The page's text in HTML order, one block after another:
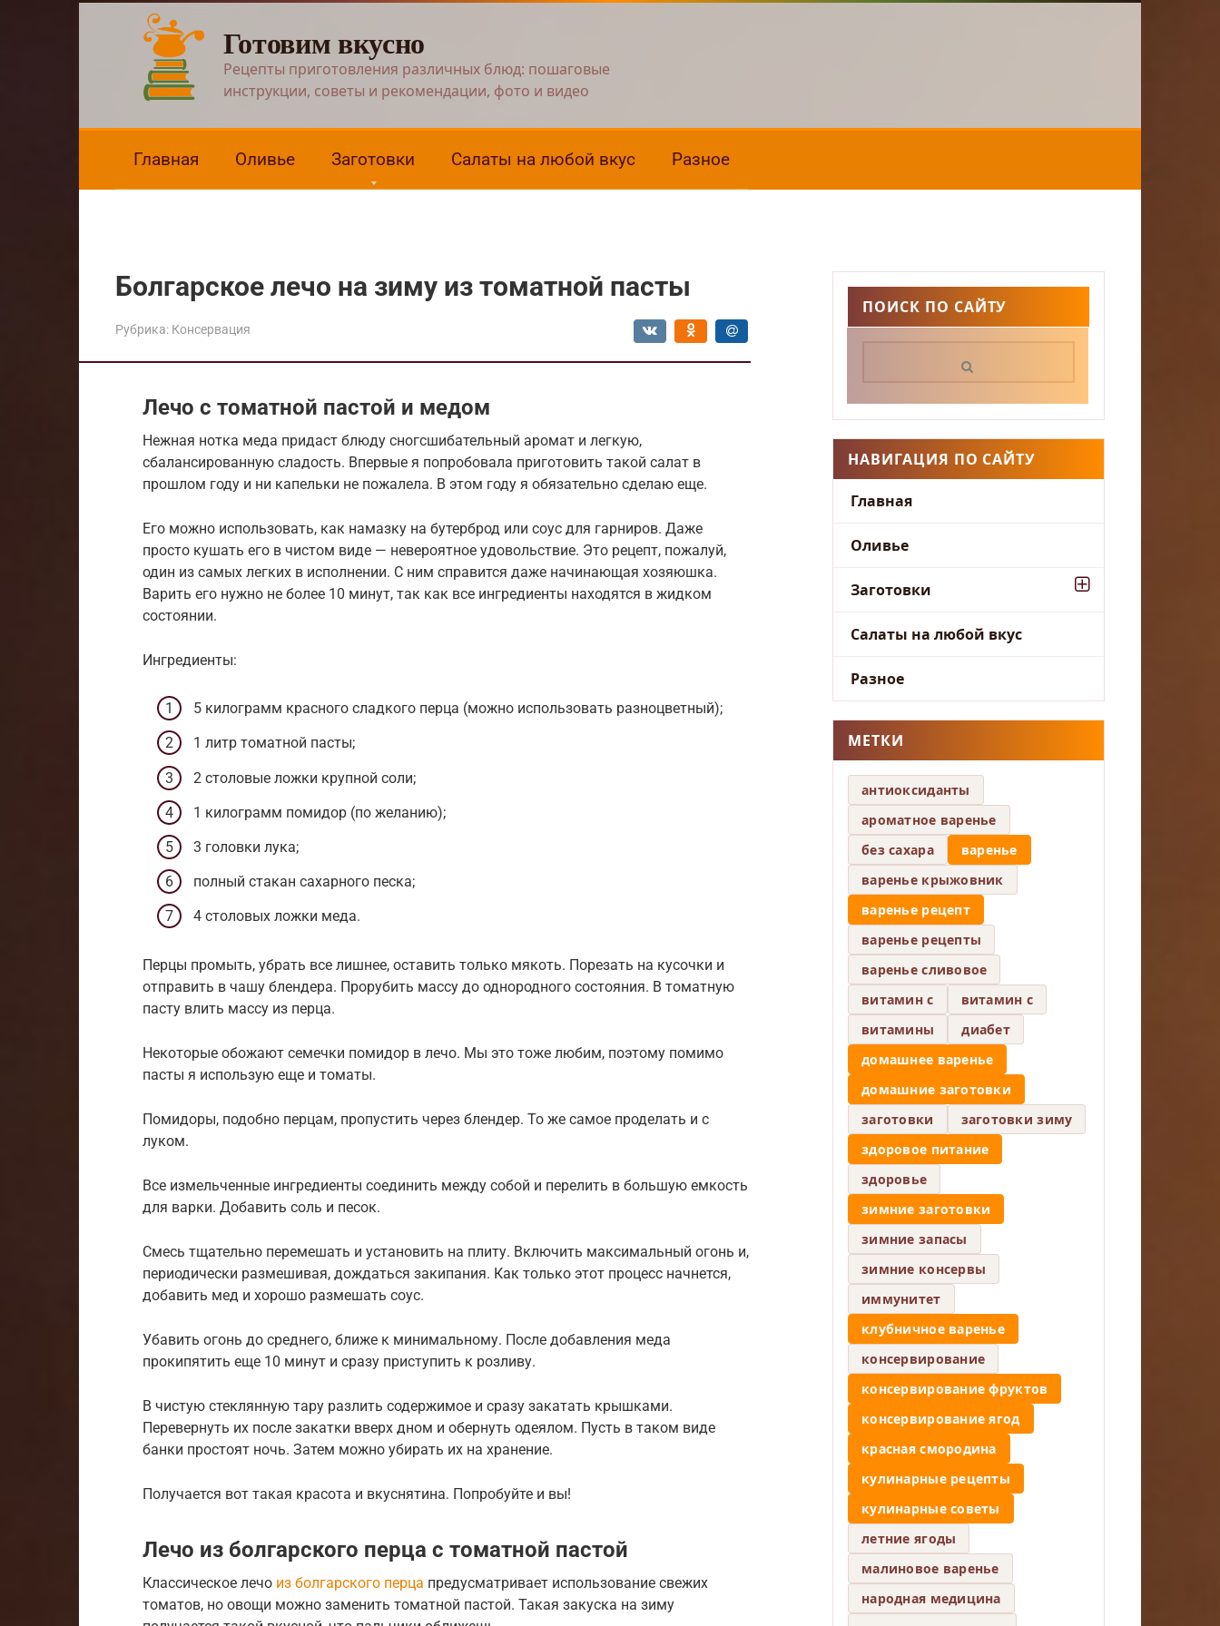
Готовим вкусно
Рецепты приготовления различных блюд: пошаговые
инструкции, советы и рекомендации, фото и видео
Главная Оливье Заготовки Салаты на любой вкус Разное
Болгарское лечо на зиму из томатной пасты
Рубрика: Консервация
Лечо с томатной пастой и медом
Нежная нотка меда придаст блюду сногсшибательный аромат и легкую,
сбалансированную сладость. Впервые я попробовала приготовить такой салат в
прошлом году и ни капельки не пожалела. В этом году я обязательно сделаю еще.
Его можно использовать, как намазку на бутерброд или соус для гарниров. Даже
просто кушать его в чистом виде — невероятное удовольствие. Это рецепт, пожалуй,
один из самых легких в исполнении. С ним справится даже начинающая хозяюшка.
Варить его нужно не более 10 минут, так как все ингредиенты находятся в жидком
состоянии.
Ингредиенты:
5 килограмм красного сладкого перца (можно использовать разноцветный);
1 литр томатной пасты;
2 столовые ложки крупной соли;
1 килограмм помидор (по желанию);
3 головки лука;
полный стакан сахарного песка;
4 столовых ложки меда.
Перцы промыть, убрать все лишнее, оставить только мякоть. Порезать на кусочки и
отправить в чашу блендера. Прорубить массу до однородного состояния. В томатную
пасту влить массу из перца.
Некоторые обожают семечки помидор в лечо. Мы это тоже любим, поэтому помимо
пасты я использую еще и томаты.
Помидоры, подобно перцам, пропустить через блендер. То же самое проделать и с
луком.
Все измельченные ингредиенты соединить между собой и перелить в большую емкость
для варки. Добавить соль и песок.
Смесь тщательно перемешать и установить на плиту. Включить максимальный огонь и,
периодически размешивая, дождаться закипания. Как только этот процесс начнется,
добавить мед и хорошо размешать соус.
Убавить огонь до среднего, ближе к минимальному. После добавления меда
прокипятить еще 10 минут и сразу приступить к розливу.
В чистую стеклянную тару разлить содержимое и сразу закатать крышками.
Перевернуть их после закатки вверх дном и обернуть одеялом. Пусть в таком виде
банки простоят ночь. Затем можно убирать их на хранение.
Получается вот такая красота и вкуснятина. Попробуйте и вы!
Лечо из болгарского перца с томатной пастой
Классическое лечо из болгарского перца предусматривает использование свежих
томатов, но овощи можно заменить томатной пастой. Такая закуска на зиму
ПОИСК ПО САЙТУ
НАВИГАЦИЯ ПО САЙТУ
Главная
Оливье
Заготовки
Салаты на любой вкус
Разное
МЕТКИ
антиоксиданты
ароматное варенье
без сахара
варенье
варенье крыжовник
варенье рецепт
варенье рецепты
варенье сливовое
витамин c
витамин с
витамины
диабет
домашнее варенье
домашние заготовки
заготовки
заготовки зиму
здоровое питание
здоровье
зимние заготовки
зимние запасы
зимние консервы
иммунитет
клубничное варенье
консервирование
консервирование фруктов
консервирование ягод
красная смородина
кулинарные рецепты
кулинарные советы
летние ягоды
малиновое варенье
народная медицина